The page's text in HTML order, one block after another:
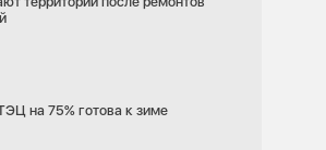
на 75% готова к зиме